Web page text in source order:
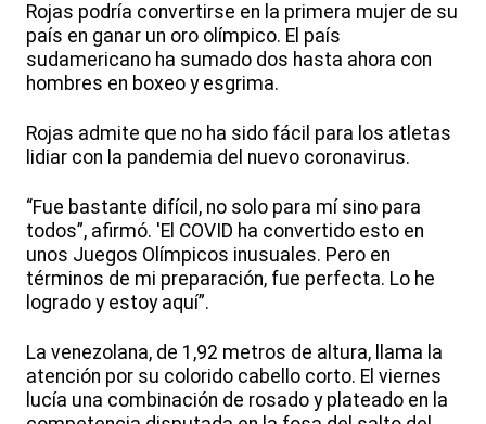
Rojas podría convertirse en la primera mujer de su
país en ganar un oro olímpico. El país
sudamericano ha sumado dos hasta ahora con
hombres en boxeo y esgrima.
Rojas admite que no ha sido fácil para los atletas
lidiar con la pandemia del nuevo coronavirus.
“Fue bastante difícil, no solo para mí sino para
todos”, afirmó. 'El COVID ha convertido esto en
unos Juegos Olímpicos inusuales. Pero en
términos de mi preparación, fue perfecta. Lo he
logrado y estoy aquí”.
La venezolana, de 1,92 metros de altura, llama la
atención por su colorido cabello corto. El viernes
lucía una combinación de rosado y plateado en la